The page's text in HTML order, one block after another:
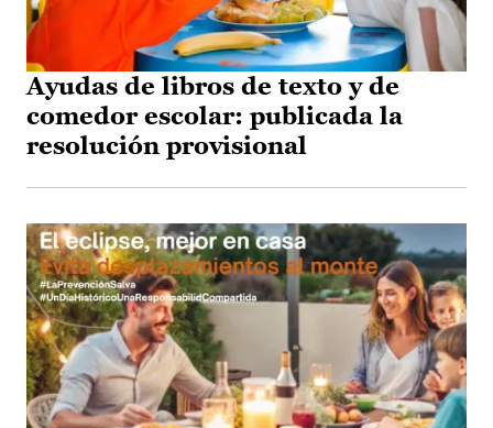
Ayudas de libros de texto y de
comedor escolar: publicada la
resolución provisional